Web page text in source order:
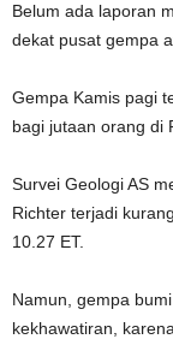
Belum ada laporan
dekat pusat gempa
Gempa Kamis pagi
bagi jutaan orang di
Survei Geologi AS
Richter terjadi
10.27 ET.
Namun, gempa
kekhawatiran,